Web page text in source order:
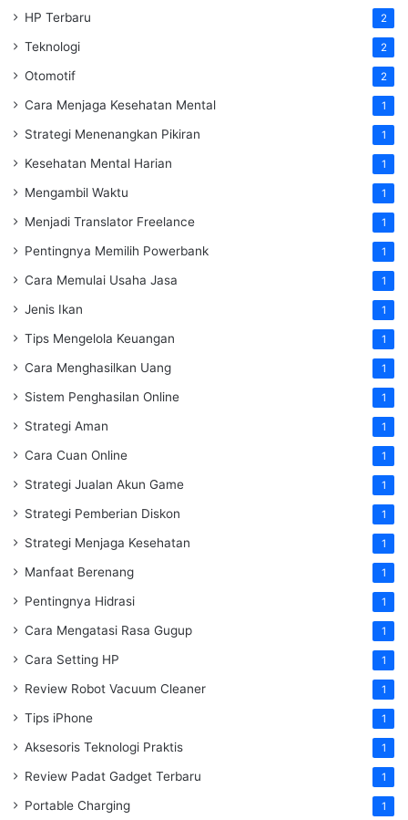
HP Terbaru 2
Teknologi 2
Otomotif 2
Cara Menjaga Kesehatan Mental 1
Strategi Menenangkan Pikiran 1
Kesehatan Mental Harian 1
Mengambil Waktu 1
Menjadi Translator Freelance 1
Pentingnya Memilih Powerbank 1
Cara Memulai Usaha Jasa 1
Jenis Ikan 1
Tips Mengelola Keuangan 1
Cara Menghasilkan Uang 1
Sistem Penghasilan Online 1
Strategi Aman 1
Cara Cuan Online 1
Strategi Jualan Akun Game 1
Strategi Pemberian Diskon 1
Strategi Menjaga Kesehatan 1
Manfaat Berenang 1
Pentingnya Hidrasi 1
Cara Mengatasi Rasa Gugup 1
Cara Setting HP 1
Review Robot Vacuum Cleaner 1
Tips iPhone 1
Aksesoris Teknologi Praktis 1
Review Padat Gadget Terbaru 1
Portable Charging 1